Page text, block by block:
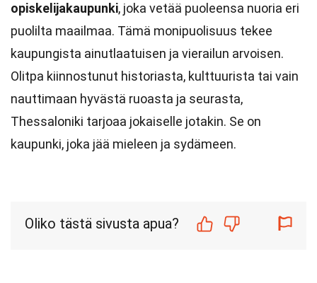
opiskelijakaupunki, joka vetää puoleensa nuoria eri
puolilta maailmaa. Tämä monipuolisuus tekee
kaupungista ainutlaatuisen ja vierailun arvoisen.
Olitpa kiinnostunut historiasta, kulttuurista tai vain
nauttimaan hyvästä ruoasta ja seurasta,
Thessaloniki tarjoaa jokaiselle jotakin. Se on
kaupunki, joka jää mieleen ja sydämeen.
Oliko tästä sivusta apua?